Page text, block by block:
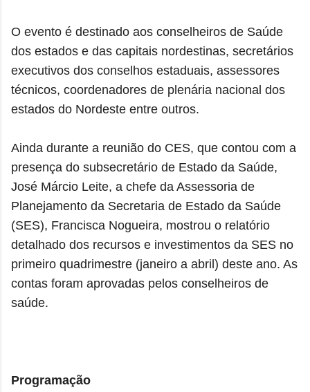
O evento é destinado aos conselheiros de Saúde
dos estados e das capitais nordestinas, secretários
executivos dos conselhos estaduais, assessores
técnicos, coordenadores de plenária nacional dos
estados do Nordeste entre outros.
Ainda durante a reunião do CES, que contou com a
presença do subsecretário de Estado da Saúde,
José Márcio Leite, a chefe da Assessoria de
Planejamento da Secretaria de Estado da Saúde
(SES), Francisca Nogueira, mostrou o relatório
detalhado dos recursos e investimentos da SES no
primeiro quadrimestre (janeiro a abril) deste ano. As
contas foram aprovadas pelos conselheiros de
saúde.
Programação